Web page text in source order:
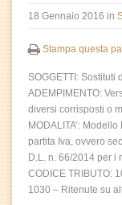
18 Gennaio 2016 in
Stampa questa
SOGGETTI: Sostituti
ADEMPIMENTO:
diversi corrisposti o
MODALITA’:
partita Iva, ovvero
D.L. n. 66/2014 per i
CODICE TRIBUTO:
1030 – Ritenute su